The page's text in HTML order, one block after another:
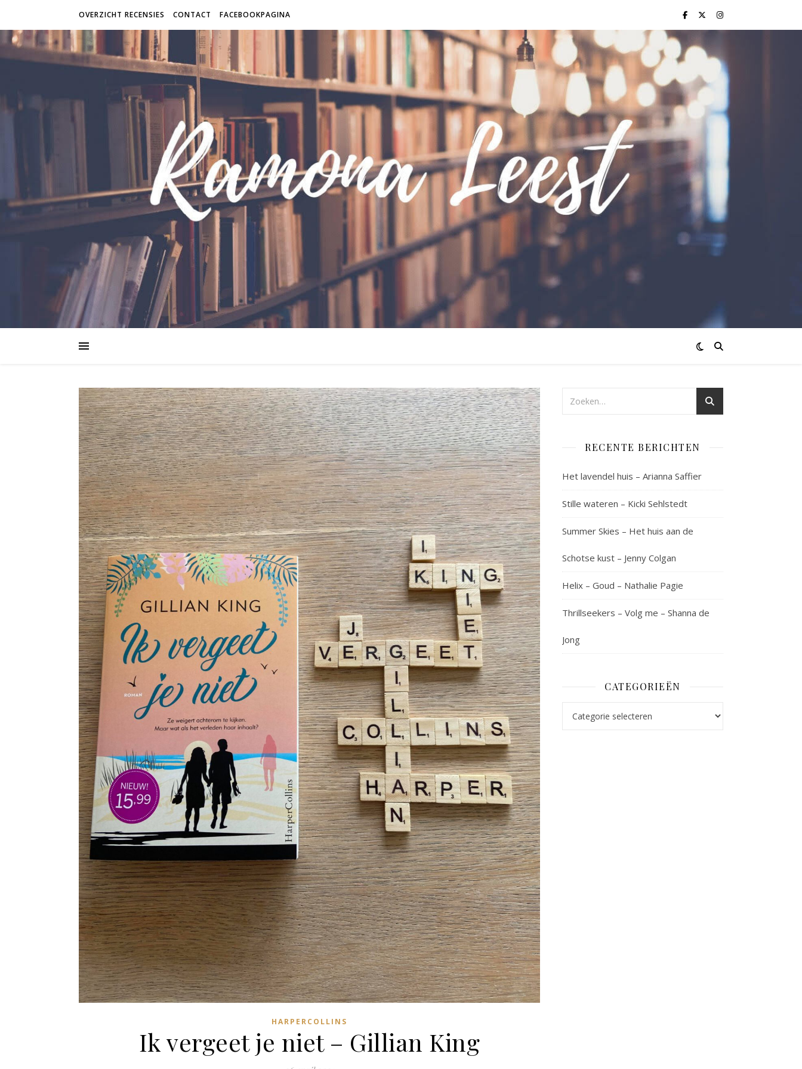
OVERZICHT RECENSIES CONTACT FACEBOOKPAGINA
HARPERCOLLINS
Ik vergeet je niet – Gillian King
RECENTE BERICHTEN
Het lavendel huis – Arianna Saffier
Stille wateren – Kicki Sehlstedt
Summer Skies – Het huis aan de
Schotse kust – Jenny Colgan
Helix – Goud – Nathalie Pagie
Thrillseekers – Volg me – Shanna de
Jong
CATEGORIEËN